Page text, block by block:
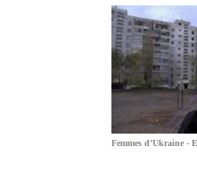
Femmes d’Ukraine -